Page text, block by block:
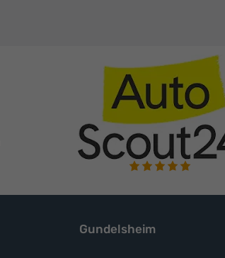
Gundelsheim